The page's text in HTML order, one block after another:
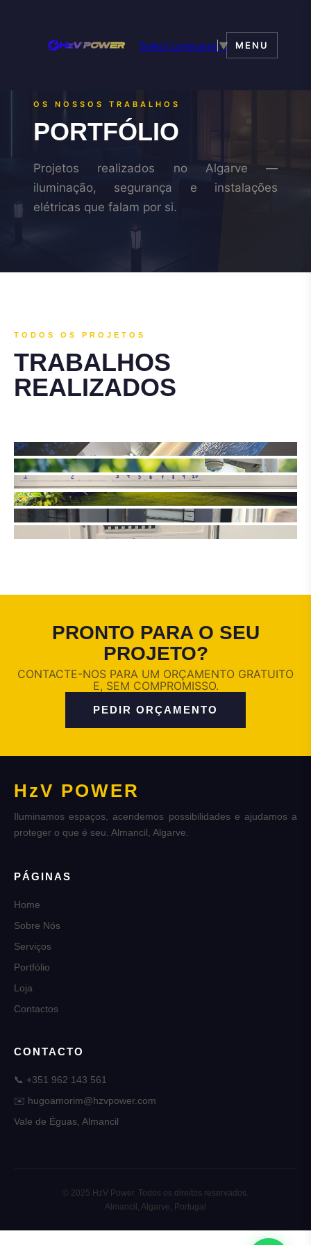
Select Language ▼ MENU
OS NOSSOS TRABALHOS
PORTFÓLIO
Projetos realizados no Algarve —
iluminação, segurança e instalações
elétricas que falam por si.
TODOS OS PROJETOS
TRABALHOS
REALIZADOS
PRONTO PARA O SEU
PROJETO?
CONTACTE-NOS PARA UM ORÇAMENTO GRATUITO
E, SEM COMPROMISSO.
PEDIR ORÇAMENTO
HzV POWER
Iluminamos espaços, acendemos possibilidades e ajudamos a
proteger o que é seu. Almancil, Algarve.
PÁGINAS
Home
Sobre Nós
Serviços
Portfólio
Loja
Contactos
CONTACTO
📞 +351 962 143 561
✉️ hugoamorim@hzvpower.com
Vale de Éguas, Almancil
© 2025 HzV Power. Todos os direitos reservados.
Almancil, Algarve, Portugal